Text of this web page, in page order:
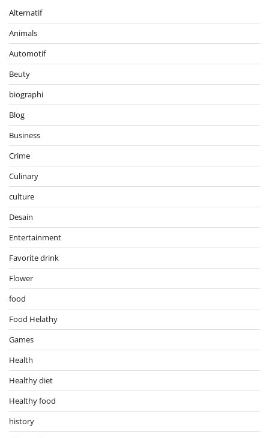
Alternatif
Animals
Automotif
Beuty
biographi
Blog
Business
Crime
Culinary
culture
Desain
Entertainment
Favorite drink
Flower
food
Food Helathy
Games
Health
Healthy diet
Healthy food
history